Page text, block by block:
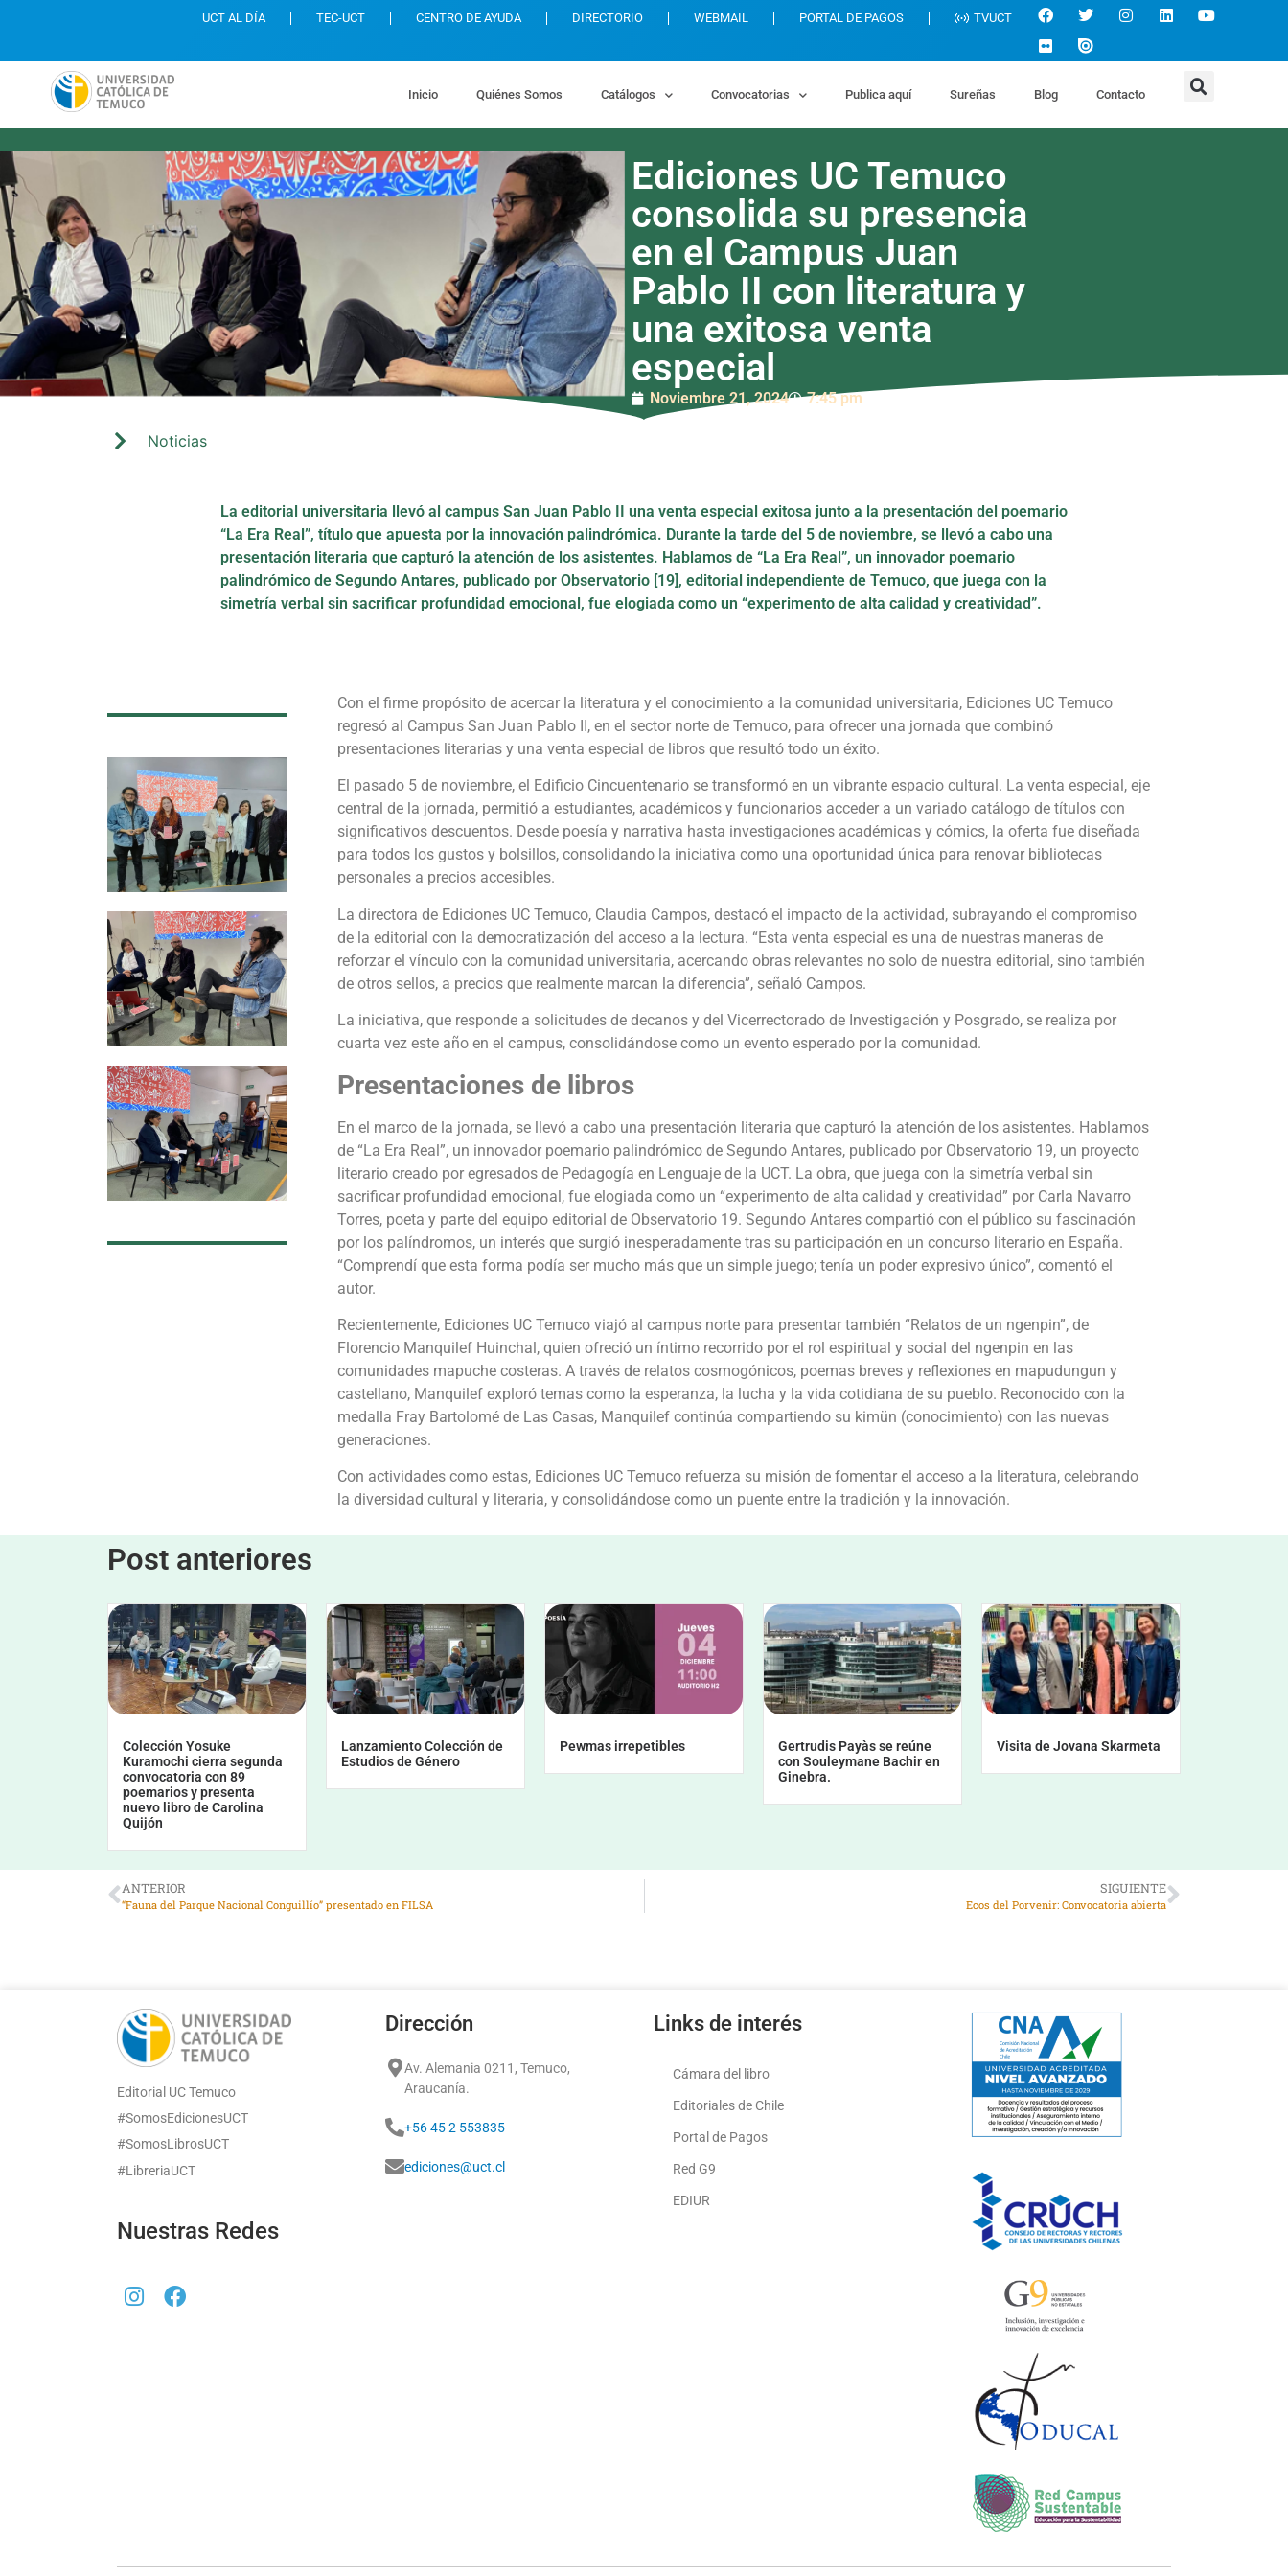
UCT AL DÍA TEC-UCT CENTRO DE AYUDA DIRECTORIO WEBMAIL PORTAL DE PAGOS TVUCT
Inicio Quiénes Somos Catálogos Convocatorias Publica aquí Sureñas Blog Contacto
Ediciones UC Temuco
consolida su presencia
en el Campus Juan
Pablo II con literatura y
una exitosa venta
especial
Noviembre 21, 2024 7:45 pm
Noticias
La editorial universitaria llevó al campus San Juan Pablo II una venta especial exitosa junto a la presentación del poemario
“La Era Real”, título que apuesta por la innovación palindrómica. Durante la tarde del 5 de noviembre, se llevó a cabo una
presentación literaria que capturó la atención de los asistentes. Hablamos de “La Era Real”, un innovador poemario
palindrómico de Segundo Antares, publicado por Observatorio [19], editorial independiente de Temuco, que juega con la
simetría verbal sin sacrificar profundidad emocional, fue elogiada como un “experimento de alta calidad y creatividad”.
Con el firme propósito de acercar la literatura y el conocimiento a la comunidad universitaria, Ediciones UC Temuco
regresó al Campus San Juan Pablo II, en el sector norte de Temuco, para ofrecer una jornada que combinó
presentaciones literarias y una venta especial de libros que resultó todo un éxito.
El pasado 5 de noviembre, el Edificio Cincuentenario se transformó en un vibrante espacio cultural. La venta especial, eje
central de la jornada, permitió a estudiantes, académicos y funcionarios acceder a un variado catálogo de títulos con
significativos descuentos. Desde poesía y narrativa hasta investigaciones académicas y cómics, la oferta fue diseñada
para todos los gustos y bolsillos, consolidando la iniciativa como una oportunidad única para renovar bibliotecas
personales a precios accesibles.
La directora de Ediciones UC Temuco, Claudia Campos, destacó el impacto de la actividad, subrayando el compromiso
de la editorial con la democratización del acceso a la lectura. “Esta venta especial es una de nuestras maneras de
reforzar el vínculo con la comunidad universitaria, acercando obras relevantes no solo de nuestra editorial, sino también
de otros sellos, a precios que realmente marcan la diferencia”, señaló Campos.
La iniciativa, que responde a solicitudes de decanos y del Vicerrectorado de Investigación y Posgrado, se realiza por
cuarta vez este año en el campus, consolidándose como un evento esperado por la comunidad.
Presentaciones de libros
En el marco de la jornada, se llevó a cabo una presentación literaria que capturó la atención de los asistentes. Hablamos
de “La Era Real”, un innovador poemario palindrómico de Segundo Antares, publicado por Observatorio 19, un proyecto
literario creado por egresados de Pedagogía en Lenguaje de la UCT. La obra, que juega con la simetría verbal sin
sacrificar profundidad emocional, fue elogiada como un “experimento de alta calidad y creatividad” por Carla Navarro
Torres, poeta y parte del equipo editorial de Observatorio 19. Segundo Antares compartió con el público su fascinación
por los palíndromos, un interés que surgió inesperadamente tras su participación en un concurso literario en España.
“Comprendí que esta forma podía ser mucho más que un simple juego; tenía un poder expresivo único”, comentó el
autor.
Recientemente, Ediciones UC Temuco viajó al campus norte para presentar también “Relatos de un ngenpin”, de
Florencio Manquilef Huinchal, quien ofreció un íntimo recorrido por el rol espiritual y social del ngenpin en las
comunidades mapuche costeras. A través de relatos cosmogónicos, poemas breves y reflexiones en mapudungun y
castellano, Manquilef exploró temas como la esperanza, la lucha y la vida cotidiana de su pueblo. Reconocido con la
medalla Fray Bartolomé de Las Casas, Manquilef continúa compartiendo su kimün (conocimiento) con las nuevas
generaciones.
Con actividades como estas, Ediciones UC Temuco refuerza su misión de fomentar el acceso a la literatura, celebrando
la diversidad cultural y literaria, y consolidándose como un puente entre la tradición y la innovación.
Post anteriores
Colección Yosuke
Kuramochi cierra segunda
convocatoria con 89
poemarios y presenta
nuevo libro de Carolina
Quijón
Lanzamiento Colección de
Estudios de Género
Pewmas irrepetibles
Gertrudis Payàs se reúne
con Souleymane Bachir en
Ginebra.
Visita de Jovana Skarmeta
ANTERIOR
“Fauna del Parque Nacional Conguillío” presentado en FILSA
SIGUIENTE
Ecos del Porvenir: Convocatoria abierta
Editorial UC Temuco
#SomosEdicionesUCT
#SomosLibrosUCT
#LibreriaUCT
Nuestras Redes
Dirección
Av. Alemania 0211, Temuco,
Araucanía.
+56 45 2 553835
ediciones@uct.cl
Links de interés
Cámara del libro
Editoriales de Chile
Portal de Pagos
Red G9
EDIUR